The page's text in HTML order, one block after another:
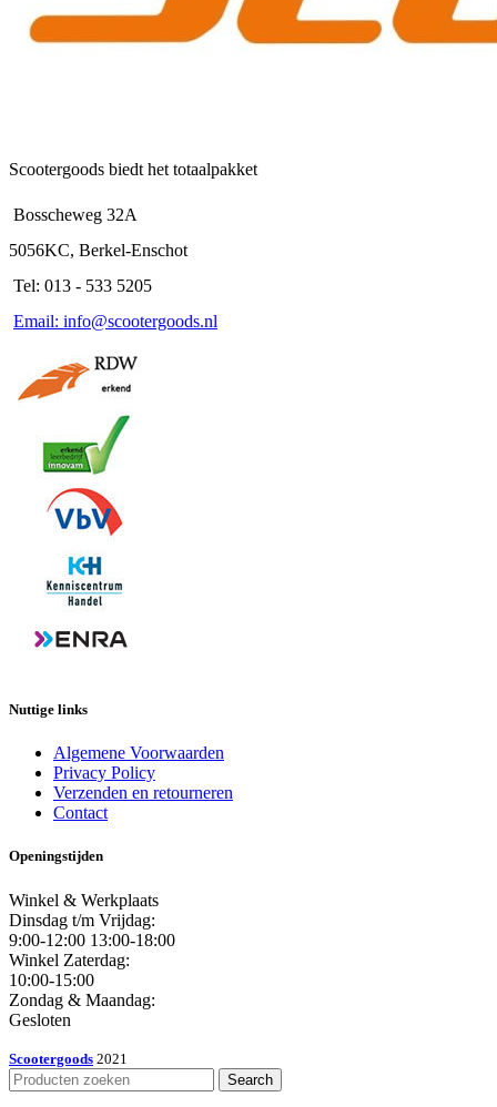
Scootergoods biedt het totaalpakket
Bosscheweg 32A
5056KC, Berkel-Enschot
Tel: 013 - 533 5205
Email: info@scootergoods.nl
Nuttige links
Algemene Voorwaarden
Privacy Policy
Verzenden en retourneren
Contact
Openingstijden
Winkel & Werkplaats
Dinsdag t/m Vrijdag:
9:00-12:00 13:00-18:00
Winkel Zaterdag:
10:00-15:00
Zondag & Maandag:
Gesloten
Scootergoods 2021
Search